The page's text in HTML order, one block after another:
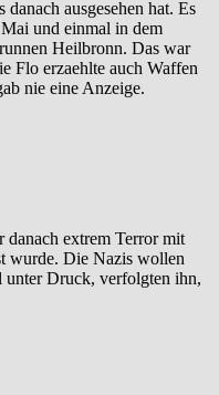
ausgesehen hat. Es
und einmal in dem
Heilbronn. Das war
Flo erzaehlte auch Waffen
nie eine Anzeige.
danach extrem Terror mit
wurde. Die Nazis wollen
unter Druck, verfolgten ihn,